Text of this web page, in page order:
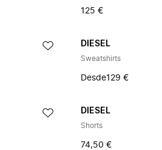
125 €
DIESEL
Sweatshirts
Desde129 €
DIESEL
Shorts
74,50 €